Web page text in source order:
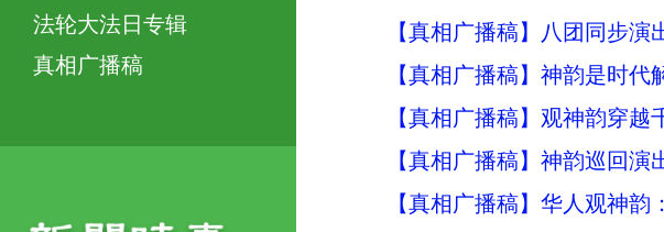
法轮大法日专辑
真相广播稿
【真相广播稿】八团同步
【真相广播稿】神韵是时
【真相广播稿】观神韵穿
【真相广播稿】神韵巡回
【真相广播稿】华人观神